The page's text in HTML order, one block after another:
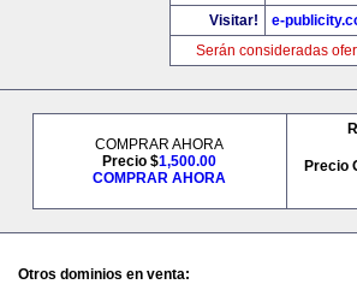
Visitar!
e-
Serán consideradas
COMPRAR AHORA
Precio $1,500.00
COMPRAR AHORA
Precio
Otros dominios en venta: